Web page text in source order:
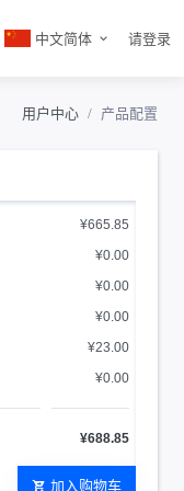
中文简体 请登录
用户中心 产品配置
¥665.85
¥0.00
¥0.00
¥0.00
¥23.00
¥0.00
¥688.85
加入购物车